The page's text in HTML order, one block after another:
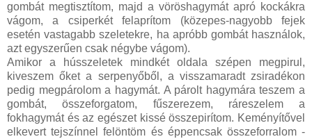
gombát megtisztítom, majd a vöröshagymát apró kockákra
vágom, a csiperkét felaprítom (közepes-nagyobb fejek
esetén vastagabb szeletekre, ha apróbb gombát használok,
azt egyszerűen csak négybe vágom).
Amikor a hússzeletek mindkét oldala szépen megpirul,
kiveszem őket a serpenyőből, a visszamaradt zsiradékon
pedig megpárolom a hagymát. A párolt hagymára teszem a
gombát, összeforgatom, fűszerezem, ráreszelem a
fokhagymát és az egészet kissé összepirítom. Keményítővel
elkevert tejszínnel felöntöm és éppencsak összeforralom -